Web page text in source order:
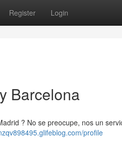
Register Login
Barcelona
? No se preocupe, nos un
profile